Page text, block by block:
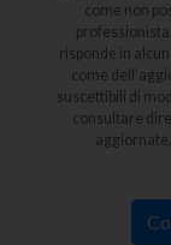
come non
risponde in
come
suscettibili di
consultare